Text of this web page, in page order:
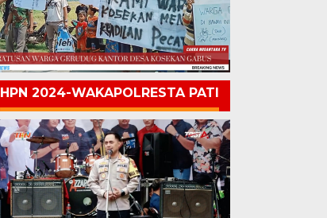
HPN 2024-WAKAPOLRESTA PATI